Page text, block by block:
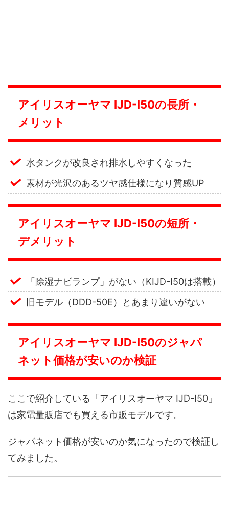
アイリスオーヤマ IJD-I50の長所・
メリット
水タンクが改良され排水しやすくなった
素材が光沢のあるツヤ感仕様になり質感UP
アイリスオーヤマ IJD-I50の短所・
デメリット
「除湿ナビランプ」がない（KIJD-I50は搭載）
旧モデル（DDD-50E）とあまり違いがない
アイリスオーヤマ IJD-I50のジャパ
ネット価格が安いのか検証
ここで紹介している「アイリスオーヤマ IJD-I50」
は家電量販店でも買える市販モデルです。
ジャパネット価格が安いのか気になったので検証し
てみました。